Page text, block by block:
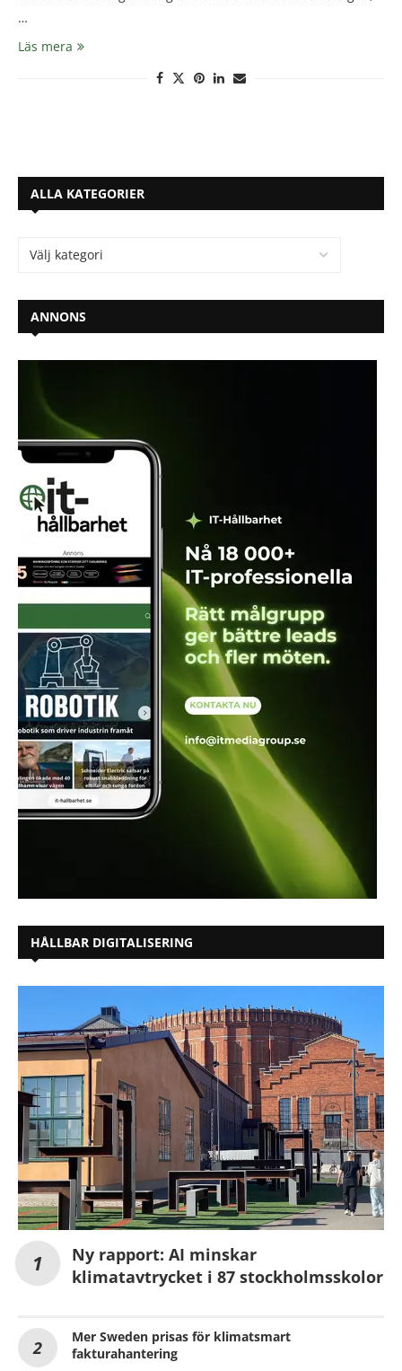
…
Läs mera
ALLA KATEGORIER
ANNONS
HÅLLBAR DIGITALISERING
Ny rapport: AI minskar
klimatavtrycket i 87 stockholmsskolor
Mer Sweden prisas för klimatsmart
fakturahantering